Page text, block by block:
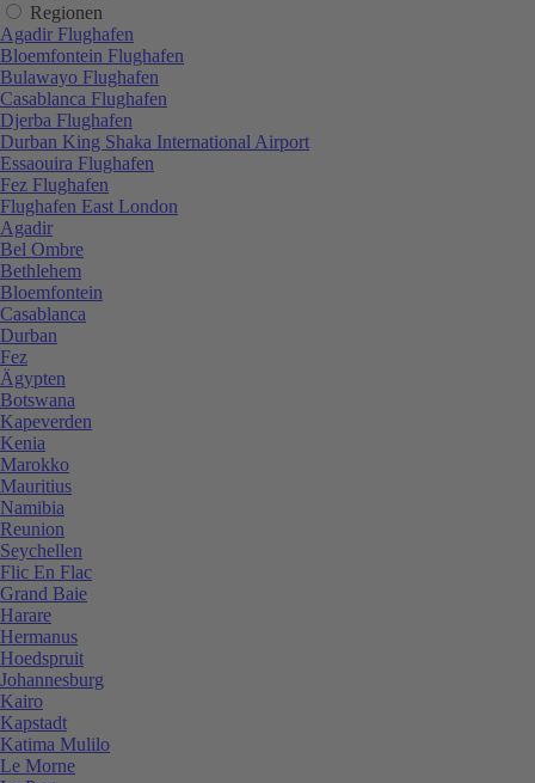
Regionen
Agadir Flughafen
Bloemfontein Flughafen
Bulawayo Flughafen
Casablanca Flughafen
Djerba Flughafen
Durban King Shaka International Airport
Essaouira Flughafen
Fez Flughafen
Flughafen East London
Agadir
Bel Ombre
Bethlehem
Bloemfontein
Casablanca
Durban
Fez
Ägypten
Botswana
Kapeverden
Kenia
Marokko
Mauritius
Namibia
Reunion
Seychellen
Flic En Flac
Grand Baie
Harare
Hermanus
Hoedspruit
Johannesburg
Kairo
Kapstadt
Katima Mulilo
Le Morne